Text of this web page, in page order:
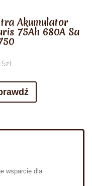
Akumulator
75Ah 680A Sa
zł
wsparcie dla